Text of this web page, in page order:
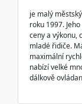
je malý
roku 1997.
ceny a výkonu,
mladé řidiče.
maximální
nabízí velké
dálkově